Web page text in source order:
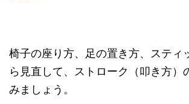
椅子の座り方、足の置き方、スティ
ら見直して、ストローク（叩き方）
みましょう。